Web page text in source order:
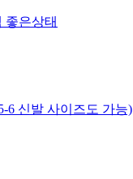
좋은상태
6 신발 사이즈도 가능)